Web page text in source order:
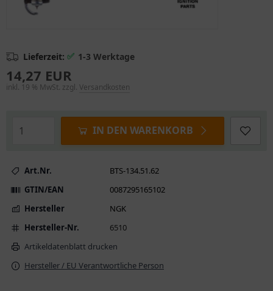
Lieferzeit: ✅ 1-3 Werktage
14,27 EUR
inkl. 19 % MwSt. zzgl. Versandkosten
IN DEN WARENKORB
Art.Nr.
BTS-134.51.62
GTIN/EAN
0087295165102
Hersteller
NGK
Hersteller-Nr.
6510
Artikeldatenblatt drucken
Hersteller / EU Verantwortliche Person